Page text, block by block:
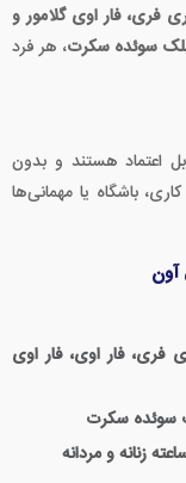
فری، فار اوی گلامور و
سوئده سکرت، هر فرد
اعتماد هستند و بدون
باشگاه یا مهمانی‌ها
آون
فری، فار اوی، فار اوی
سوئده سکرت